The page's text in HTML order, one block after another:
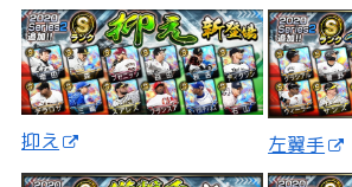
抑え 左翼手